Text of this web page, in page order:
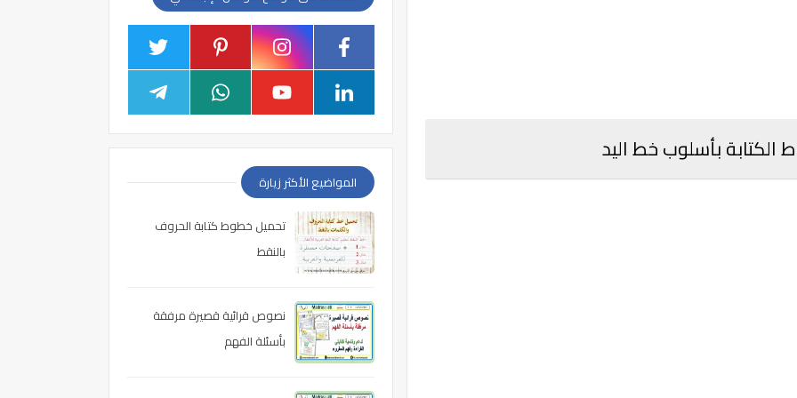
بأسلوب خط اليد
المواضيع الأكثر زيارة
تحميل خطوط كتابة الحروف
بالنقط
نصوص قرائية قصيرة مرفقة
بأسئلة الفهم